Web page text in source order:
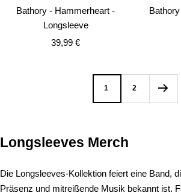
Bathory - Hammerheart -
Longsleeve
Angebotspreis
39,99 €
1 2
Longsleeves Merch
Die Longsleeves-Kollektion feiert eine Band,
Präsenz und mitreißende Musik bekannt ist.